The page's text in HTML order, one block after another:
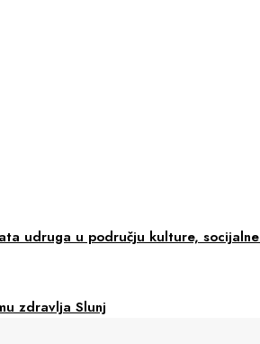
udruga u području kulture,
zdravlja Slunj